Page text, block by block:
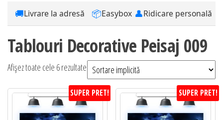
🚚Livrare la adresă 📦Easybox 👤Ridicare personală
Tablouri Decorative Peisaj 009
Afișez toate cele 6 rezultate
SUPER PRET! SUPER PRET!